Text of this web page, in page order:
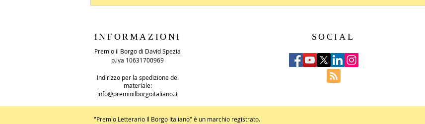
INFORMAZIONI
Premio il Borgo di David Spezia
p.iva 10631700969
Indirizzo per la spedizione del
materiale:
info@premioilborgoitaliano.it
SOCIAL
"Premio Letterario Il Borgo Italiano" è un marchio registrato.